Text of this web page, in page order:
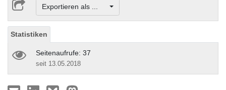
Exportieren als ...
Statistiken
Seitenaufrufe: 37
seit 13.05.2018